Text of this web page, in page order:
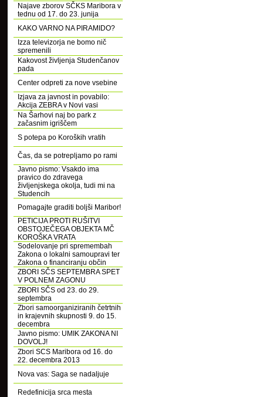
Najave zborov SČKS Maribora v
tednu od 17. do 23. junija
KAKO VARNO NA PIRAMIDO?
Izza televizorja ne bomo nič
spremenili
Kakovost življenja Studenčanov
pada
Center odpreti za nove vsebine
Izjava za javnost in povabilo:
Akcija ZEBRA v Novi vasi
Na Šarhovi naj bo park z
začasnim igriščem
S potepa po Koroških vratih
Čas, da se potrepljamo po rami
Javno pismo: Vsakdo ima
pravico do zdravega
življenjskega okolja, tudi mi na
Studencih
Pomagajte graditi boljši Maribor!
PETICIJA PROTI RUŠITVI
OBSTOJEČEGA OBJEKTA MČ
KOROŠKA VRATA
Sodelovanje pri spremembah
Zakona o lokalni samoupravi ter
Zakona o financiranju občin
ZBORI SČS SEPTEMBRA SPET
V POLNEM ZAGONU
ZBORI SČS od 23. do 29.
septembra
Zbori samoorganiziranih četrtnih
in krajevnih skupnosti 9. do 15.
decembra
Javno pismo: UMIK ZAKONA NI
DOVOLJ!
Zbori SCS Maribora od 16. do
22. decembra 2013
Nova vas: Saga se nadaljuje
Redefinicija srca mesta